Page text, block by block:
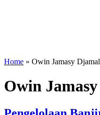
Home » Owin Jamasy
Owin